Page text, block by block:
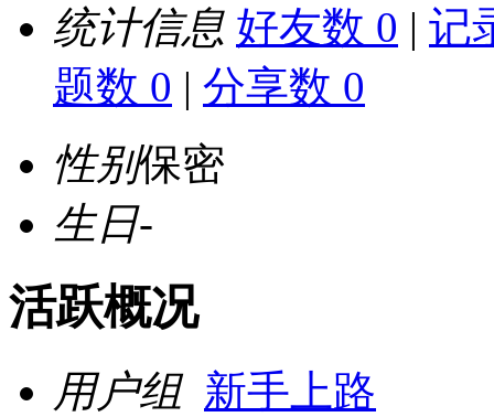
统计信息 好友数 0 | 记
题数 0 | 分享数 0
性别保密
生日-
活跃概况
用户组 新手上路